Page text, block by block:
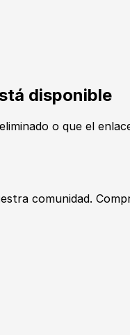
disponible
o que el
comunidad.